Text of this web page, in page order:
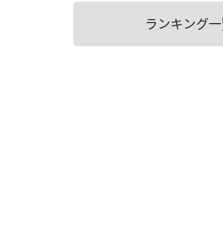
ランキング